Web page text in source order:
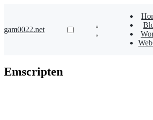
gam0022.net
Emscripten